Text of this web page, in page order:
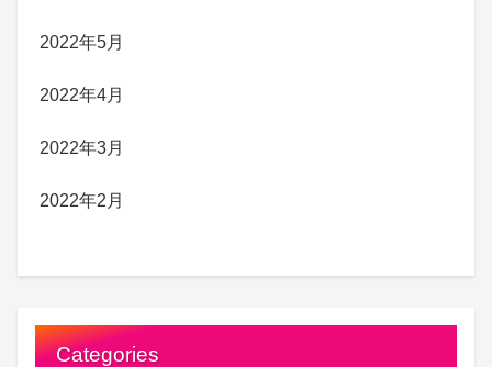
2022年5月
2022年4月
2022年3月
2022年2月
Categories